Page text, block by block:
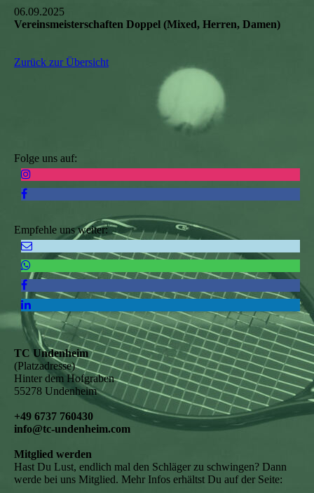
06.09.2025
Vereinsmeisterschaften Doppel (Mixed, Herren, Damen)
Zurück zur Übersicht
Folge uns auf:
Empfehle uns weiter:
TC Undenheim
(Platzadresse)
Hinter dem Hofgraben
55278 Undenheim
+49 6737 760430
info@tc-undenheim.com
Mitglied werden
Hast Du Lust, endlich mal den Schläger zu schwingen? Dann
werde bei uns Mitglied. Mehr Infos erhältst Du auf der Seite: